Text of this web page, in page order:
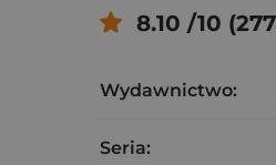
8.10 /10
Wydawnictwo:
Seria: